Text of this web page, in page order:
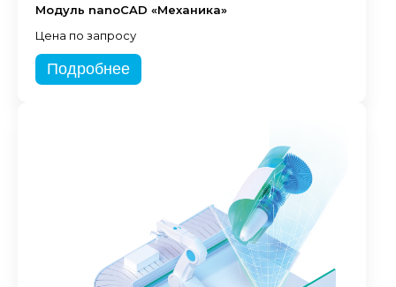
Модуль nanoCAD «Механика»
Цена по запросу
Подробнее